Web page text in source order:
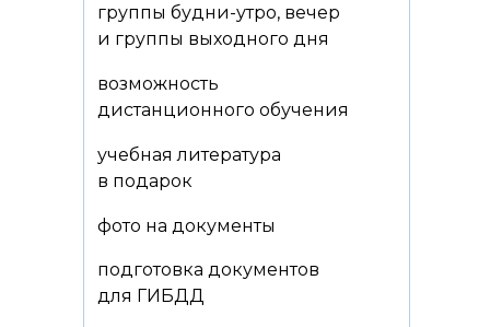
группы будни-утро, вечер
и группы выходного дня
возможность
дистанционного обучения
учебная литература
в подарок
фото на документы
подготовка документов
для ГИБДД